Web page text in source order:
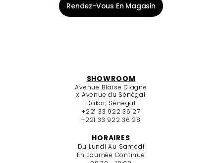
Rendez-Vous En Magasin
SHOWROOM
Avenue Blaise Diagne
x Avenue du Sénégal
Dakar, Sénégal
+221 33 922 36 27
+221 33 922 36 28
HORAIRES
Du Lundi Au Samedi
En Journée Continue